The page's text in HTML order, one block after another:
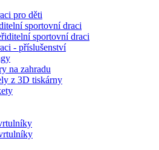
pro děti
sportovní draci
sportovní draci
- příslušenství
na zahradu
z 3D tiskárny